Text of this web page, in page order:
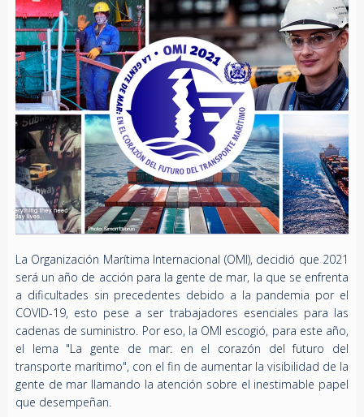
La Organización Marítima Internacional (OMI), decidió que 2021
será un año de acción para la gente de mar, la que se enfrenta
a dificultades sin precedentes debido a la pandemia por el
COVID-19, esto pese a ser trabajadores esenciales para las
cadenas de suministro. Por eso, la OMI escogió, para este año,
el lema "La gente de mar: en el corazón del futuro del
transporte marítimo", con el fin de aumentar la visibilidad de la
gente de mar llamando la atención sobre el inestimable papel
que desempeñan.